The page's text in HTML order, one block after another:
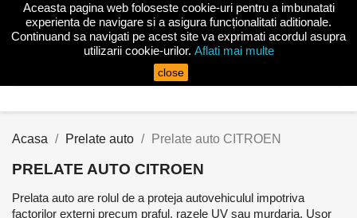
Acasa Prelate auto Prelate auto CITROEN
PRELATE AUTO CITROEN
Prelata auto are rolul de a proteja autovehiculul impotriva
factorilor externi precum praful, razele UV sau murdaria. Usor
Aceasta pagina web foloseste cookie-uri pentru a imbunatati
experienta de navigare si a asigura funcționalitati aditionale.
Continuand sa navigati pe acest site va exprimati acordul asupra
utilizarii cookie-urilor. Aflati mai multe
close